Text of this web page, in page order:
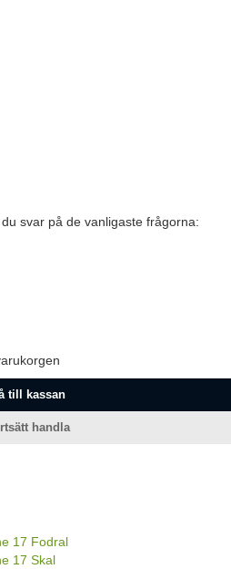
svar på de vanligaste frågorna:
till kassan
handla
17 Fodral
17 Skal